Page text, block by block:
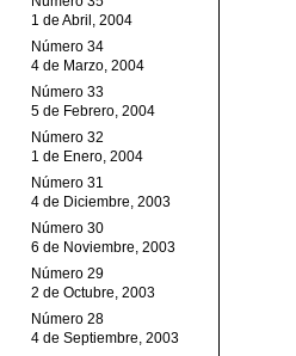
1 de Abril, 2004
Número 34
4 de Marzo, 2004
Número 33
5 de Febrero, 2004
Número 32
1 de Enero, 2004
Número 31
4 de Diciembre, 2003
Número 30
6 de Noviembre, 2003
Número 29
2 de Octubre, 2003
Número 28
4 de Septiembre, 2003